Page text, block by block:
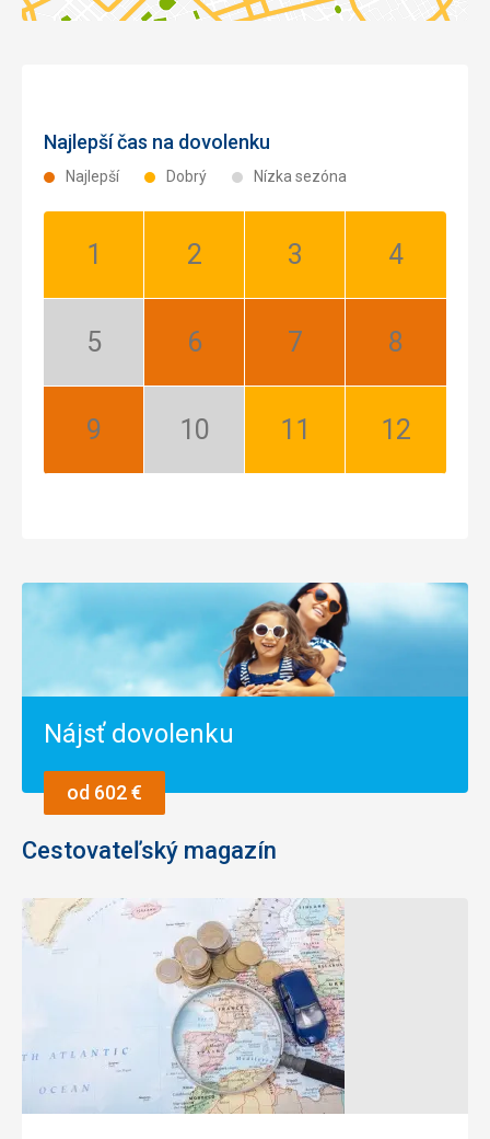
Najlepší čas na dovolenku
Najlepší Dobrý Nízka sezóna
Január:
Február:
Marec:
Apríl:
Máj:
Jún:
Júl:
August:
September:
Október:
November:
December:
Nájsť dovolenku
od 602 €
Cestovateľský magazín